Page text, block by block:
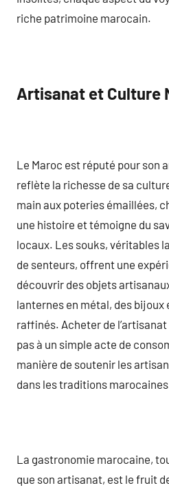
riche patrimoine marocain.
Artisanat et Culture
Le Maroc est réputé pour son
reflète la richesse de sa
main aux poteries émaillées,
une histoire et témoigne du
locaux. Les souks, véritables
de senteurs, offrent une
découvrir des objets
lanternes en métal, des
raffinés. Acheter de
pas à un simple acte de
manière de soutenir les
dans les traditions
La gastronomie marocaine,
que son artisanat, est le fruit